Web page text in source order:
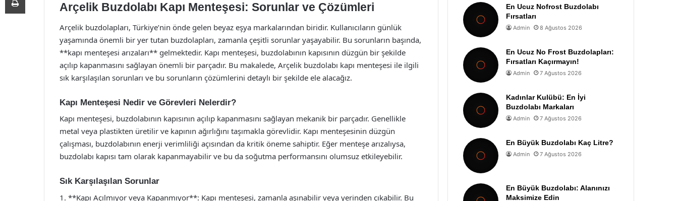
Arçelik Buzdolabı Kapı Menteşesi: Sorunlar ve Çözümleri
Arçelik buzdolapları, Türkiye’nin önde gelen beyaz eşya markalarından biridir. Kullanıcıların günlük
yaşamında önemli bir yer tutan buzdolapları, zamanla çeşitli sorunlar yaşayabilir. Bu sorunların başında,
**kapı menteşesi arızaları** gelmektedir. Kapı menteşesi, buzdolabının kapısının düzgün bir şekilde
açılıp kapanmasını sağlayan önemli bir parçadır. Bu makalede, Arçelik buzdolabı kapı menteşesi ile ilgili
sık karşılaşılan sorunları ve bu sorunların çözümlerini detaylı bir şekilde ele alacağız.
Kapı Menteşesi Nedir ve Görevleri Nelerdir?
Kapı menteşesi, buzdolabının kapısının açılıp kapanmasını sağlayan mekanik bir parçadır. Genellikle
metal veya plastikten üretilir ve kapının ağırlığını taşımakla görevlidir. Kapı menteşesinin düzgün
çalışması, buzdolabının enerji verimliliği açısından da kritik öneme sahiptir. Eğer menteşe arızalıysa,
buzdolabı kapısı tam olarak kapanmayabilir ve bu da soğutma performansını olumsuz etkileyebilir.
Sık Karşılaşılan Sorunlar
1. **Kapı Açılmıyor veya Kapanmıyor**: Kapı menteşesi, zamanla aşınabilir veya yerinden çıkabilir. Bu
En Ucuz Nofrost Buzdolabı
Fırsatları
Admin 8 Ağustos 2026
En Ucuz No Frost Buzdolapları:
Fırsatları Kaçırmayın!
Admin 7 Ağustos 2026
Kadınlar Kulübü: En İyi
Buzdolabı Markaları
Admin 7 Ağustos 2026
En Büyük Buzdolabı Kaç Litre?
Admin 7 Ağustos 2026
En Büyük Buzdolabı: Alanınızı
Maksimize Edin